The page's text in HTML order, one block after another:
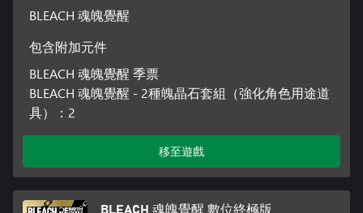
BLEACH 魂魄覺醒
包含附加元件
BLEACH 魂魄覺醒 季票
BLEACH 魂魄覺醒 - 2種魄晶石套組（強化角色用途道
具）：2
移至遊戲
BLEACH 魂魄覺醒 數位終極版